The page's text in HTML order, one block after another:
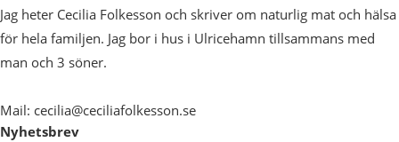
Jag heter Cecilia Folkesson och skriver om naturlig mat och hälsa
för hela familjen. Jag bor i hus i Ulricehamn tillsammans med
man och 3 söner.
Mail: cecilia@ceciliafolkesson.se
Nyhetsbrev